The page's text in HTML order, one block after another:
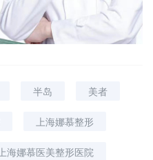
半岛 美者
上海娜慕整形
上海娜慕医美整形医院